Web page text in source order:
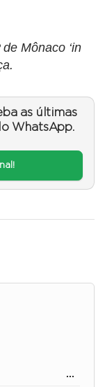
Mônaco ‘in
as últimas
WhatsApp.
...